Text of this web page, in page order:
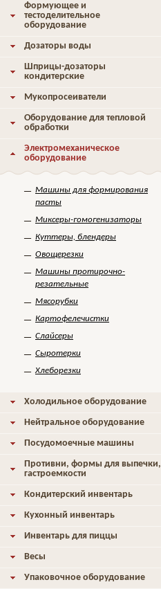
Формующее и
тестоделительное
оборудование
Дозаторы воды
Шприцы-дозаторы
кондитерские
Мукопросеиватели
Оборудование для тепловой
обработки
Электромеханическое
оборудование
Машины для формирования
пасты
Миксеры-гомогенизаторы
Куттеры, блендеры
Овощерезки
Машины протирочно-
резательные
Мясорубки
Картофелечистки
Слайсеры
Сыротерки
Хлеборезки
Холодильное оборудование
Нейтральное оборудование
Посудомоечные машины
Противни, формы для выпечки,
гастроемкости
Кондитерский инвентарь
Кухонный инвентарь
Инвентарь для пиццы
Весы
Упаковочное оборудование